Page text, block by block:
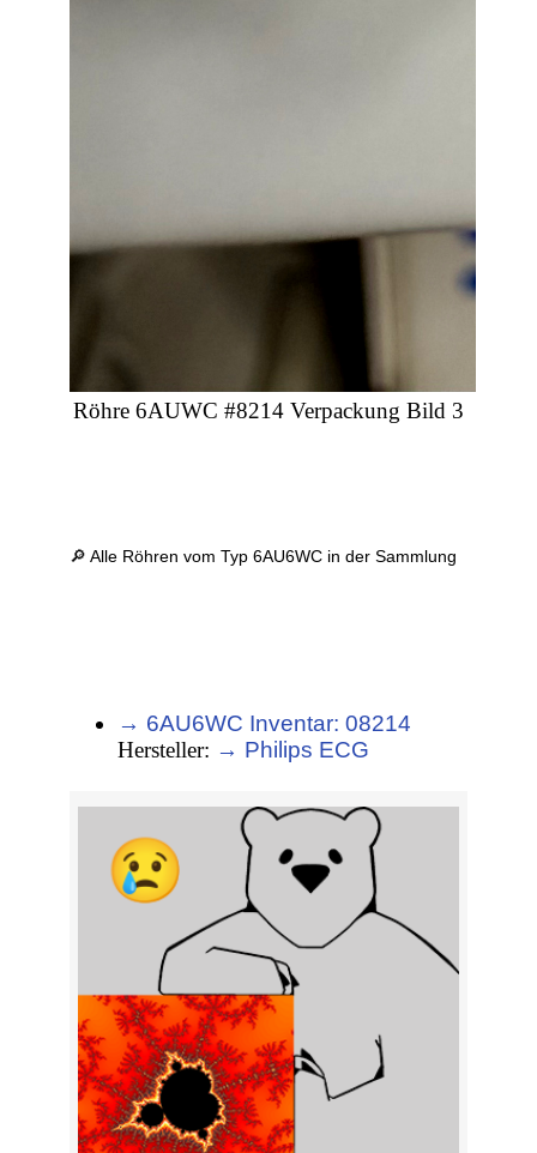
Röhre 6AUWC #8214 Verpackung Bild 3
🔎 Alle Röhren vom Typ 6AU6WC in der Sammlung
→ 6AU6WC Inventar: 08214
Hersteller: → Philips ECG